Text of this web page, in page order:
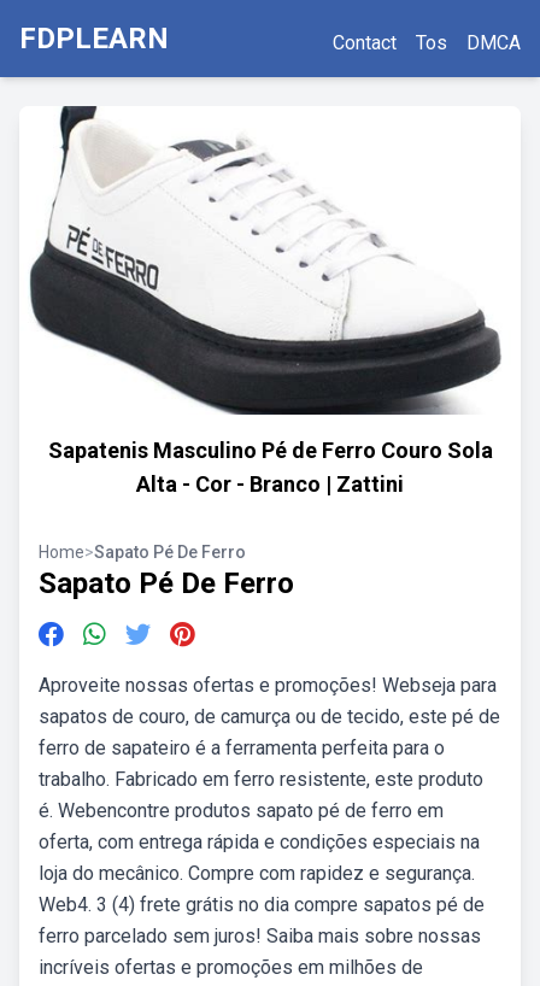
FDPLEARN Contact Tos DMCA
Sapatenis Masculino Pé de Ferro Couro Sola
Alta - Cor - Branco | Zattini
Home>Sapato Pé De Ferro
Sapato Pé De Ferro
Aproveite nossas ofertas e promoções! Webseja para
sapatos de couro, de camurça ou de tecido, este pé de
ferro de sapateiro é a ferramenta perfeita para o
trabalho. Fabricado em ferro resistente, este produto
é. Webencontre produtos sapato pé de ferro em
oferta, com entrega rápida e condições especiais na
loja do mecânico. Compre com rapidez e segurança.
Web4. 3 (4) frete grátis no dia compre sapatos pé de
ferro parcelado sem juros! Saiba mais sobre nossas
incríveis ofertas e promoções em milhões de